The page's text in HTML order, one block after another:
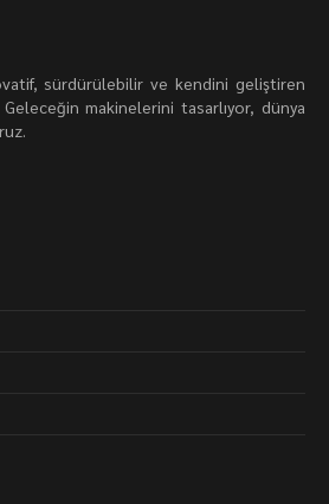
sürdürülebilir ve kendini geliştiren
makinelerini tasarlıyor, dünya